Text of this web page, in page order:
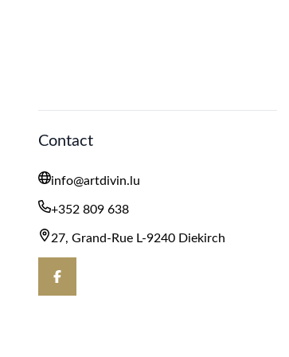
Contact
info@artdivin.lu
+352 809 638
27, Grand-Rue L-9240 Diekirch